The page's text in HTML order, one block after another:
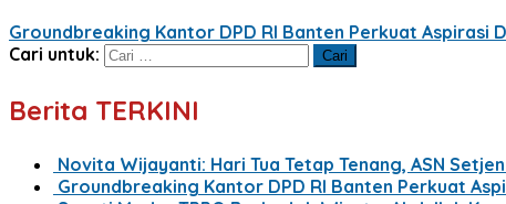
Groundbreaking Kantor DPD RI Banten Perkuat Aspirasi
Cari untuk:
Berita TERKINI
Novita Wijayanti: Hari Tua Tetap Tenang, ASN
Groundbreaking Kantor DPD RI Banten Perkuat